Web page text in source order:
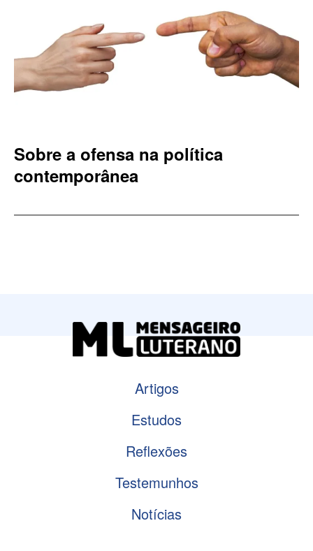
Sobre a ofensa na política
contemporânea
Artigos
Estudos
Reflexões
Testemunhos
Notícias